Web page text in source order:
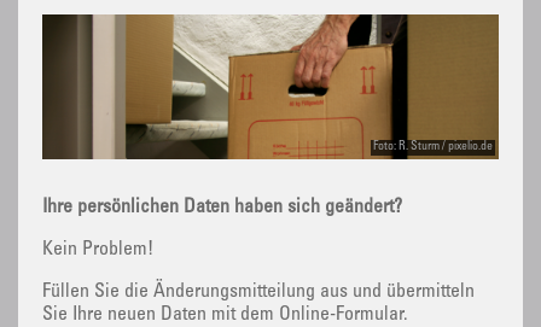
Foto: R. Sturm / pixelio.de
Ihre persönlichen Daten haben sich geändert?
Kein Problem!
Füllen Sie die Änderungsmitteilung aus und übermitteln
Sie Ihre neuen Daten mit dem Online-Formular.